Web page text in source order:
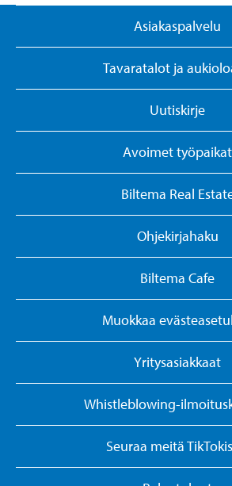
Asiakaspalvelu
Tavaratalot ja
Uutiskirje
Avoimet työpaikat
Biltema Real
Ohjekirjahaku
Biltema Cafe
Muokkaa
Yritysasiakkaat
Whistleblowing-
Seuraa meitä